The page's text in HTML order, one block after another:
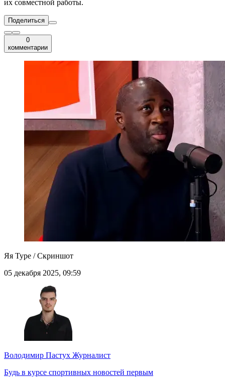
их совместной работы.
Поделиться
0
комментарии
Яя Туре / Скриншот
05 декабря 2025, 09:59
Володимир Пастух Журналист
Будь в курсе спортивных новостей первым